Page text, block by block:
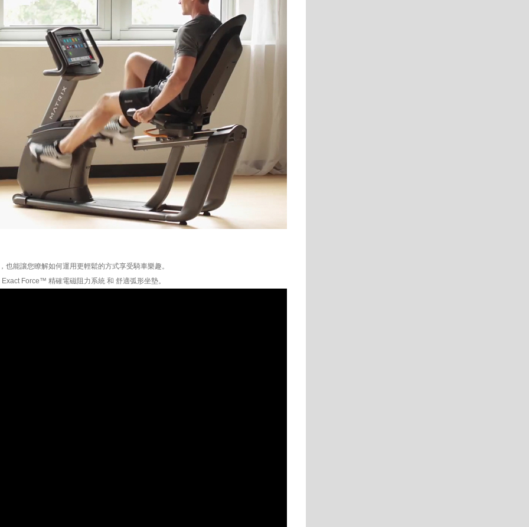
能讓您瞭解如何運用更輕鬆的方式享受騎車樂趣。
Force™ 精確電磁阻力系統 和 舒適弧形坐墊。